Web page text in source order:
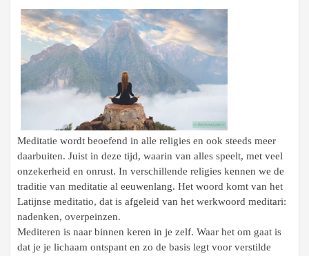
Meditatie wordt beoefend in alle religies en ook steeds meer
daarbuiten. Juist in deze tijd, waarin van alles speelt, met veel
onzekerheid en onrust. In verschillende religies kennen we de
traditie van meditatie al eeuwenlang. Het woord komt van het
Latijnse meditatio, dat is afgeleid van het werkwoord meditari:
nadenken, overpeinzen.
Mediteren is naar binnen keren in je zelf. Waar het om gaat is
dat je je lichaam ontspant en zo de basis legt voor verstilde